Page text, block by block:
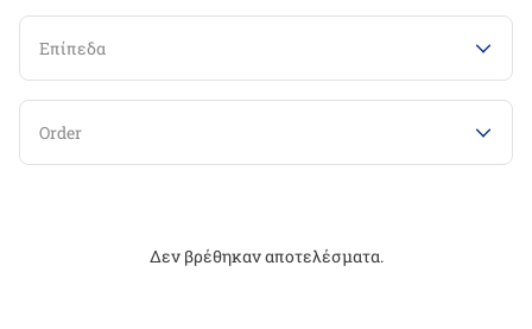
Επίπεδα
Order
Δεν βρέθηκαν αποτελέσματα.